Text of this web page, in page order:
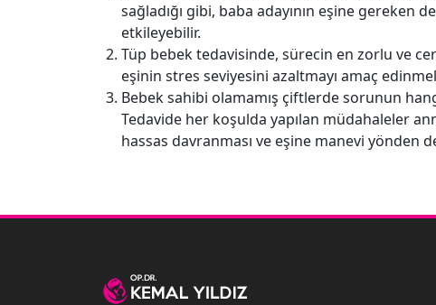
sağladığı gibi, baba adayının eşine
etkileyebilir.
Tüp bebek tedavisinde, sürecin en zorlu ve
eşinin stres seviyesini azaltmayı amaç
Bebek sahibi olamamış çiftlerde sorunun
Tedavide her koşulda yapılan müdahaleler
hassas davranması ve eşine manevi yönden